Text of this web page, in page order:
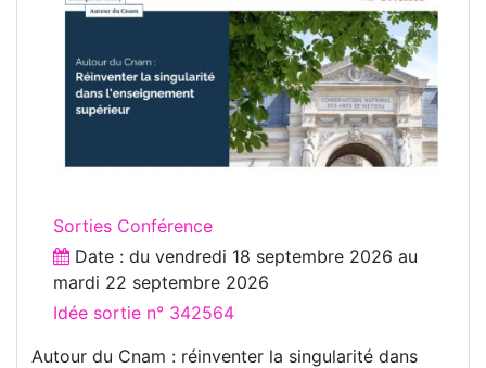
Sorties Conférence
Date : du vendredi 18 septembre 2026 au
mardi 22 septembre 2026
Idée sortie n° 342564
Autour du Cnam : réinventer la singularité dans